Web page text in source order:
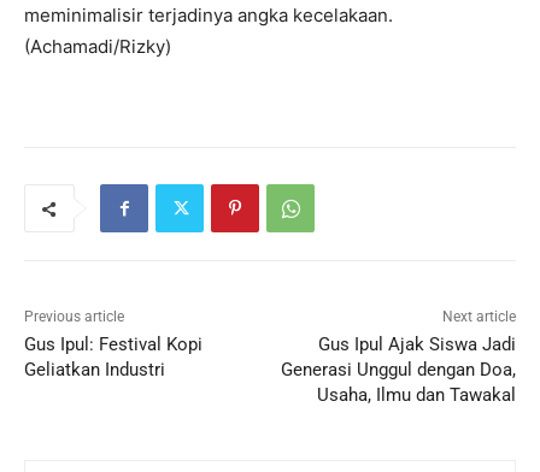
meminimalisir terjadinya angka kecelakaan.
(Achamadi/Rizky)
Previous article
Gus Ipul: Festival Kopi
Geliatkan Industri
Next article
Gus Ipul Ajak Siswa Jadi
Generasi Unggul dengan Doa,
Usaha, Ilmu dan Tawakal